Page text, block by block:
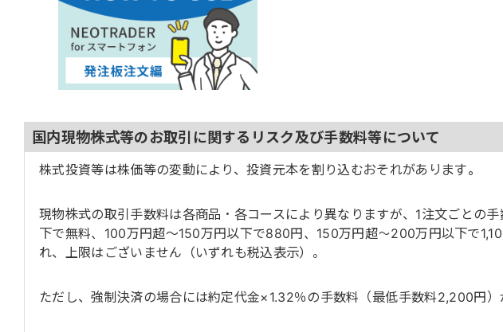
国内現物株式等のお取引に関するリスク及び手数料等について
株式投資等は株価等の変動により、投資元本を割り込むおそれがあります。
現物株式の取引手数料は各商品・各コースにより異なりますが、1注文ごとの
下で無料、100万円超～150万円以下で880円、150万円超～200万円以下で
れ、上限はございません（いずれも税込表示）。
ただし、強制決済の場合には約定代金×1.32％の手数料（最低手数料2,200円）